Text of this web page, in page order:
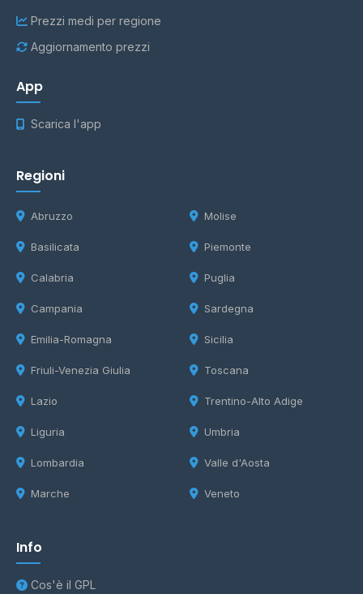
Prezzi medi per regione
Aggiornamento prezzi
App
Scarica l'app
Regioni
Abruzzo
Basilicata
Calabria
Campania
Emilia-Romagna
Friuli-Venezia Giulia
Lazio
Liguria
Lombardia
Marche
Molise
Piemonte
Puglia
Sardegna
Sicilia
Toscana
Trentino-Alto Adige
Umbria
Valle d'Aosta
Veneto
Info
Cos'è il GPL